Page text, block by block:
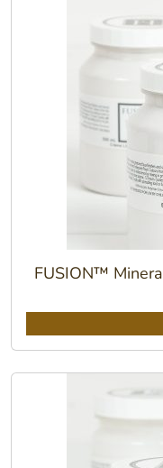
FUSION™